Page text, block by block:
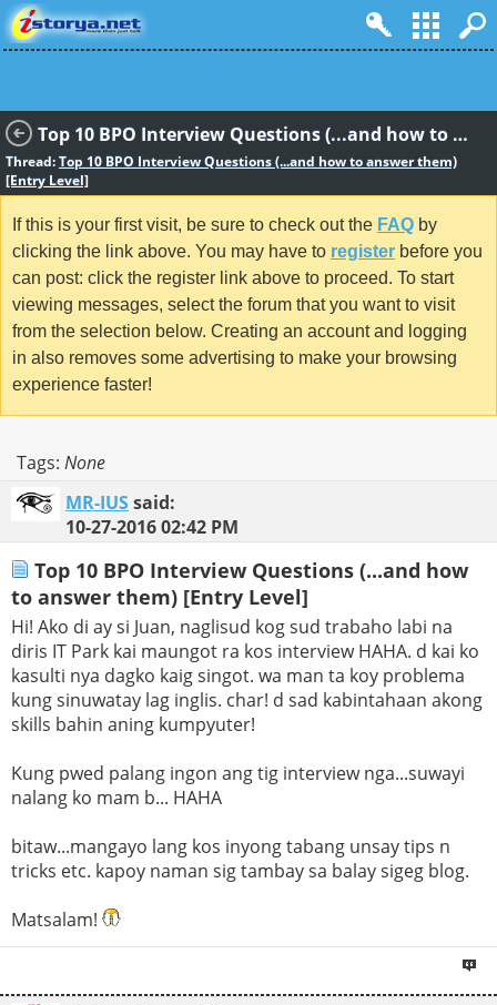
Top 10 BPO Interview Questions (...and how to answer them) [Entry Level]
Thread:Top 10 BPO Interview Questions (...and how to answer them)
[Entry Level]
If this is your first visit, be sure to check out the FAQ by
clicking the link above. You may have to register before you
can post: click the register link above to proceed. To start
viewing messages, select the forum that you want to visit
from the selection below. Creating an account and logging
in also removes some advertising to make your browsing
experience faster!
Tags: None
MR-IUSsaid:
10-27-201602:42 PM
Top 10 BPO Interview Questions (...and how
to answer them) [Entry Level]
Hi! Ako di ay si Juan, naglisud kog sud trabaho labi na
diris IT Park kai maungot ra kos interview HAHA. d kai ko
kasulti nya dagko kaig singot. wa man ta koy problema
kung sinuwatay lag inglis. char! d sad kabintahaan akong
skills bahin aning kumpyuter!
Kung pwed palang ingon ang tig interview nga...suwayi
nalang ko mam b... HAHA
bitaw...mangayo lang kos inyong tabang unsay tips n
tricks etc. kapoy naman sig tambay sa balay sigeg blog.
Matsalam!